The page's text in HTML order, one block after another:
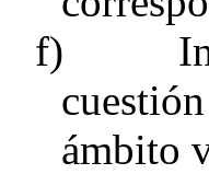
f)
ámbito